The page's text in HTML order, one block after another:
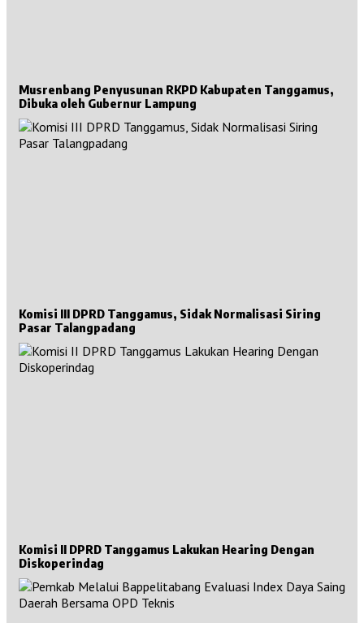
Musrenbang Penyusunan RKPD Kabupaten Tanggamus,
Dibuka oleh Gubernur Lampung
Komisi III DPRD Tanggamus, Sidak Normalisasi Siring
Pasar Talangpadang
Komisi II DPRD Tanggamus Lakukan Hearing Dengan
Diskoperindag